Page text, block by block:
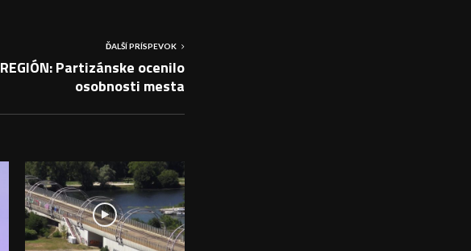
ĎALŠÍ PRÍSPEVOK
REGIÓN: Partizánske ocenilo
osobnosti mesta